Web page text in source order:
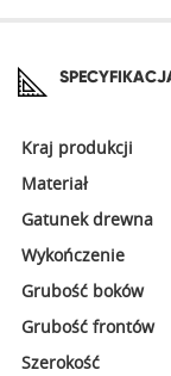
Kraj produkcji
Materiał
Gatunek drewna
Wykończenie
Grubość boków
Grubość frontów
Szerokość